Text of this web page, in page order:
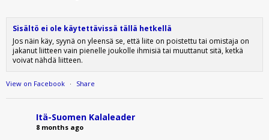
Sisältö ei ole käytettävissä tällä hetkellä
Jos näin käy, syynä on yleensä se, että liite on poistettu tai omistaja on
jakanut liitteen vain pienelle joukolle ihmisiä tai muuttanut sitä, ketkä
voivat nähdä liitteen.
View on Facebook · Share
Itä-Suomen Kalaleader
8 months ago